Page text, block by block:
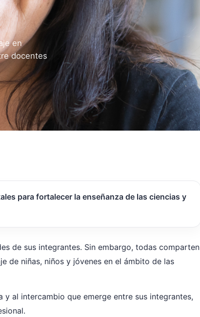
en
docentes
para fortalecer la enseñanza de las ciencias y
de sus integrantes. Sin embargo, todas comparten
de niñas, niños y jóvenes en el ámbito de las
al intercambio que emerge entre sus integrantes,